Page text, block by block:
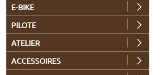
E-BIKE
PILOTE
ATELIER
ACCESSOIRES